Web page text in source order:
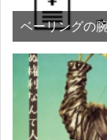
ベーリングの